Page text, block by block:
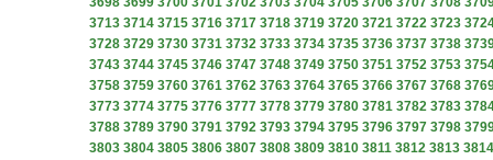
3713 3714 3715 3716 3717 3718 3719 3720 3721 3722 3723
3728 3729 3730 3731 3732 3733 3734 3735 3736 3737 3738
3743 3744 3745 3746 3747 3748 3749 3750 3751 3752 3753
3758 3759 3760 3761 3762 3763 3764 3765 3766 3767 3768
3773 3774 3775 3776 3777 3778 3779 3780 3781 3782 3783
3788 3789 3790 3791 3792 3793 3794 3795 3796 3797 3798
3803 3804 3805 3806 3807 3808 3809 3810 3811 3812 3813 3814